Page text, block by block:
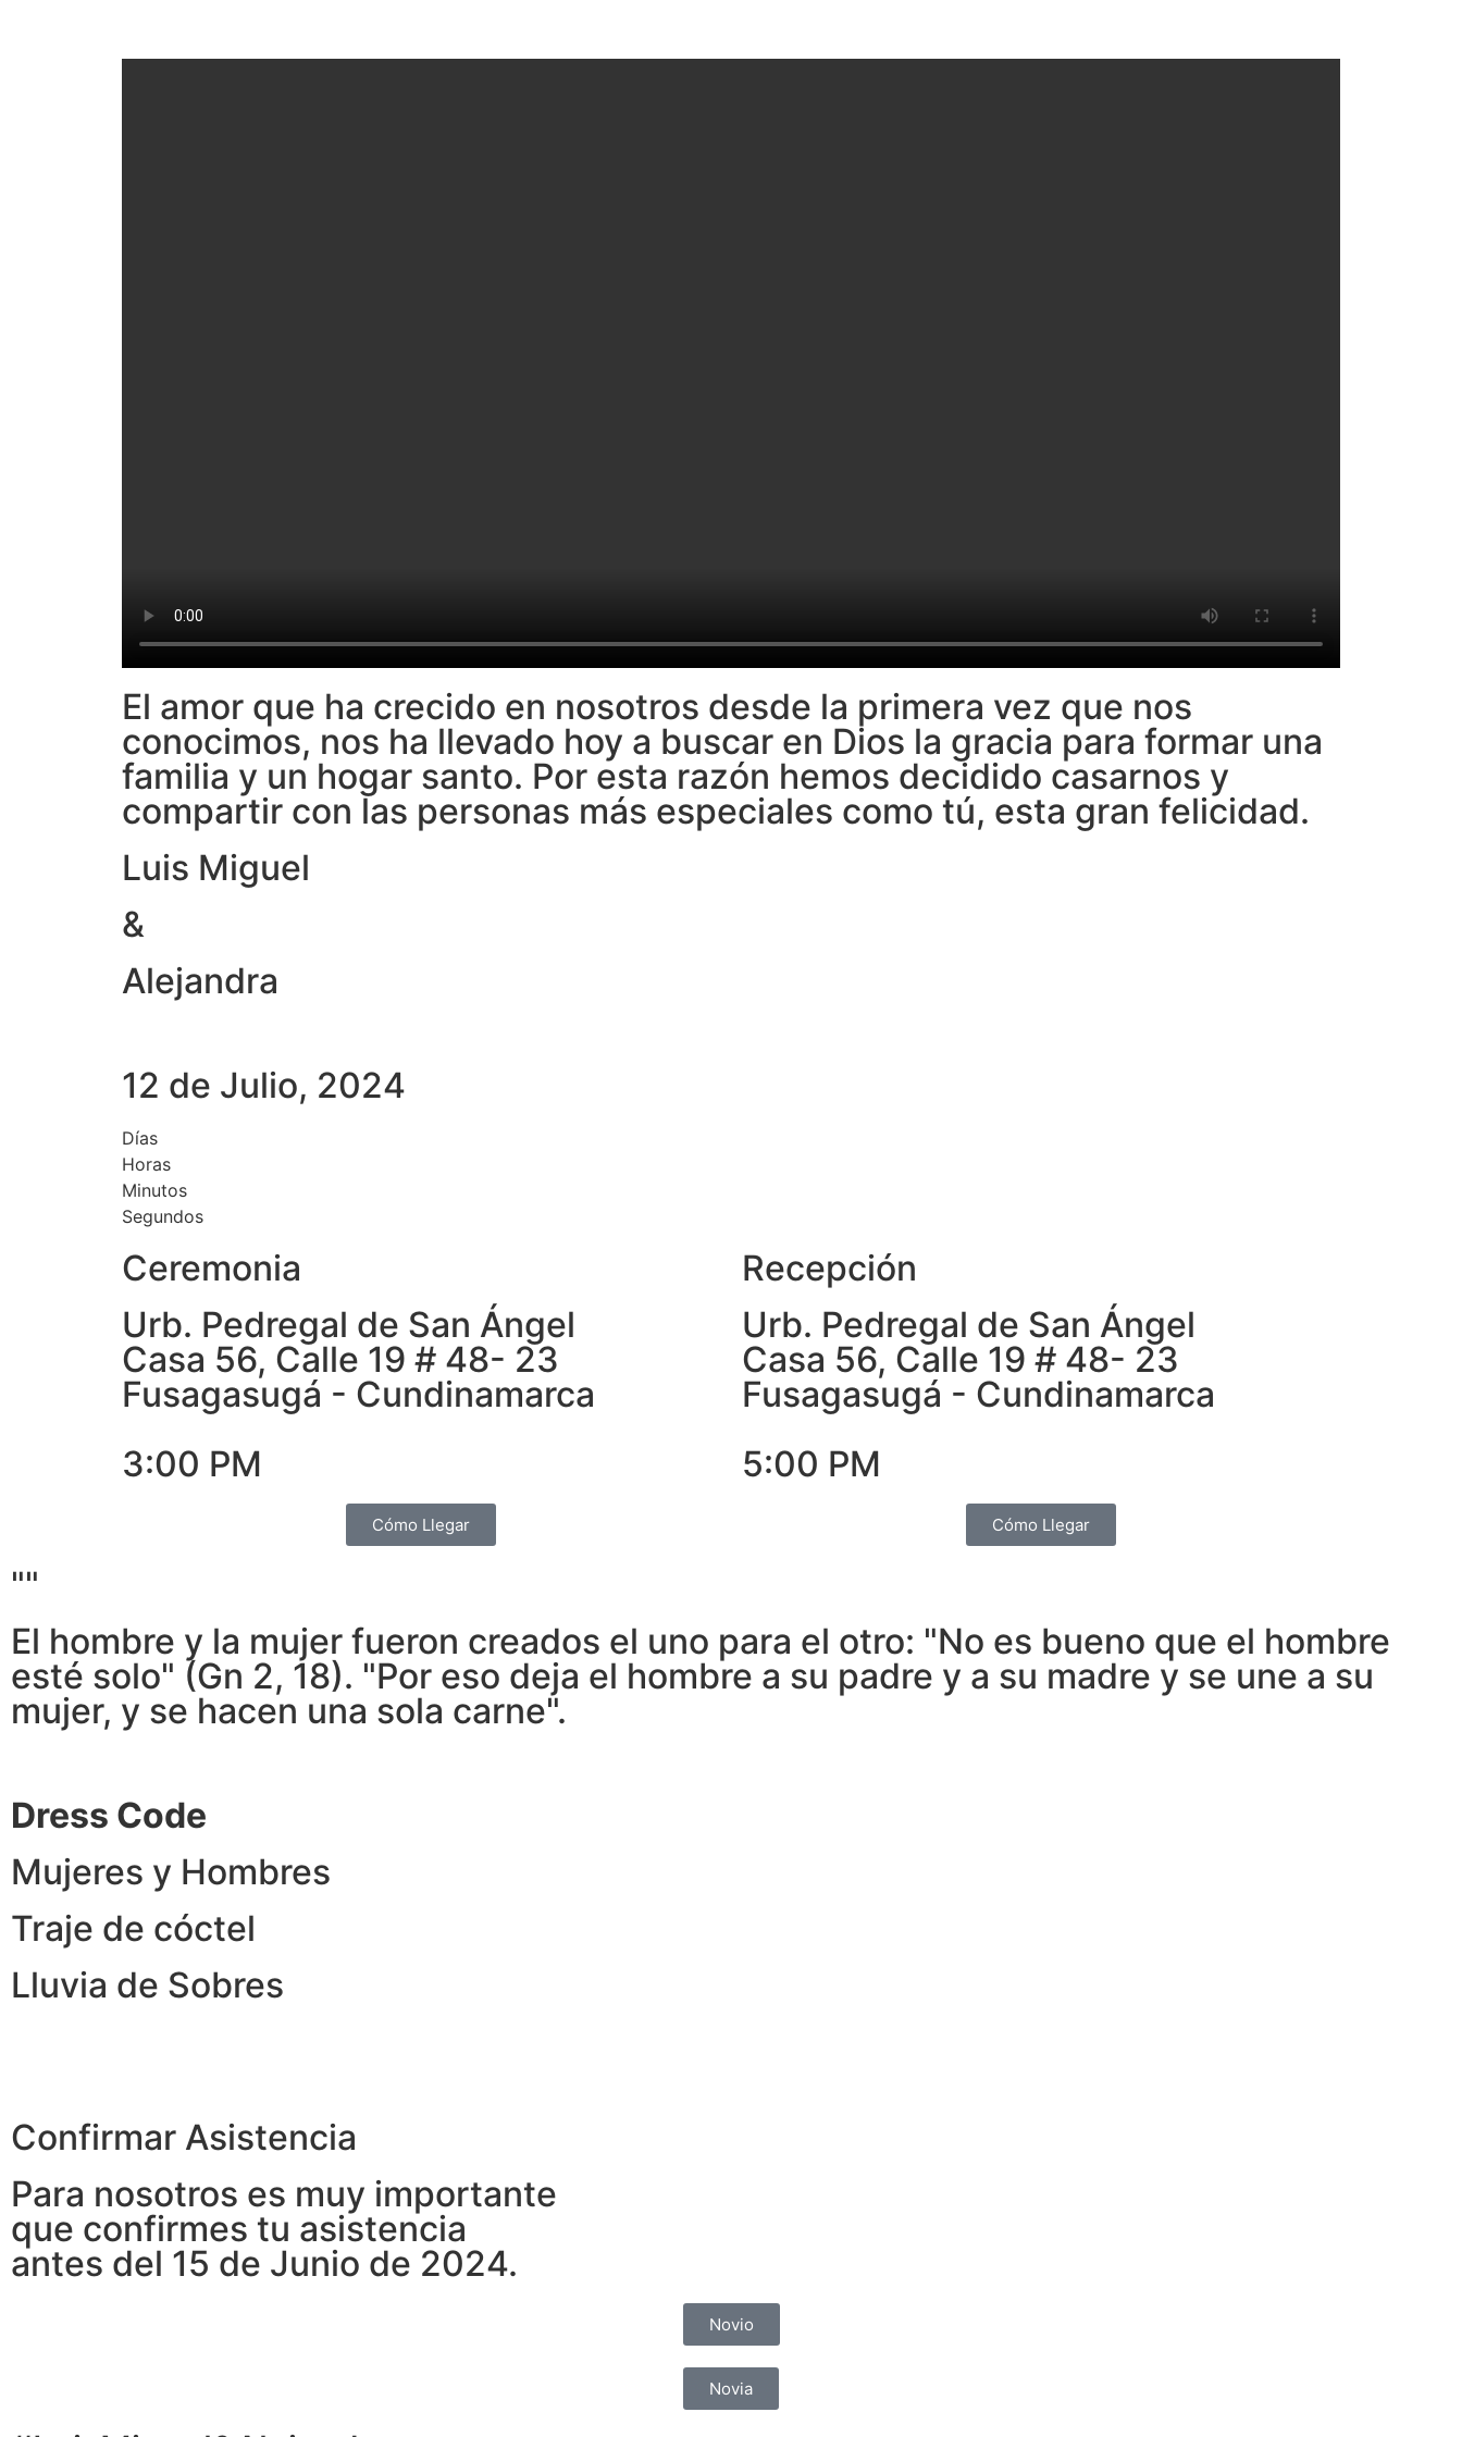
El amor que ha crecido en nosotros desde la primera vez que nos
conocimos, nos ha llevado hoy a buscar en Dios la gracia para formar una
familia y un hogar santo. Por esta razón hemos decidido casarnos y
compartir con las personas más especiales como tú, esta gran felicidad.
Luis Miguel
&
Alejandra
12 de Julio, 2024
Días
Horas
Minutos
Segundos
Ceremonia
Urb. Pedregal de San Ángel
Casa 56, Calle 19 # 48- 23
Fusagasugá - Cundinamarca
3:00 PM
Cómo Llegar
Recepción
Urb. Pedregal de San Ángel
Casa 56, Calle 19 # 48- 23
Fusagasugá - Cundinamarca
5:00 PM
Cómo Llegar
""
El hombre y la mujer fueron creados el uno para el otro: "No es bueno que el hombre
esté solo" (Gn 2, 18). "Por eso deja el hombre a su padre y a su madre y se une a su
mujer, y se hacen una sola carne".
Dress Code
Mujeres y Hombres
Traje de cóctel
Lluvia de Sobres
Confirmar Asistencia
Para nosotros es muy importante
que confirmes tu asistencia
antes del 15 de Junio de 2024.
Novio
Novia